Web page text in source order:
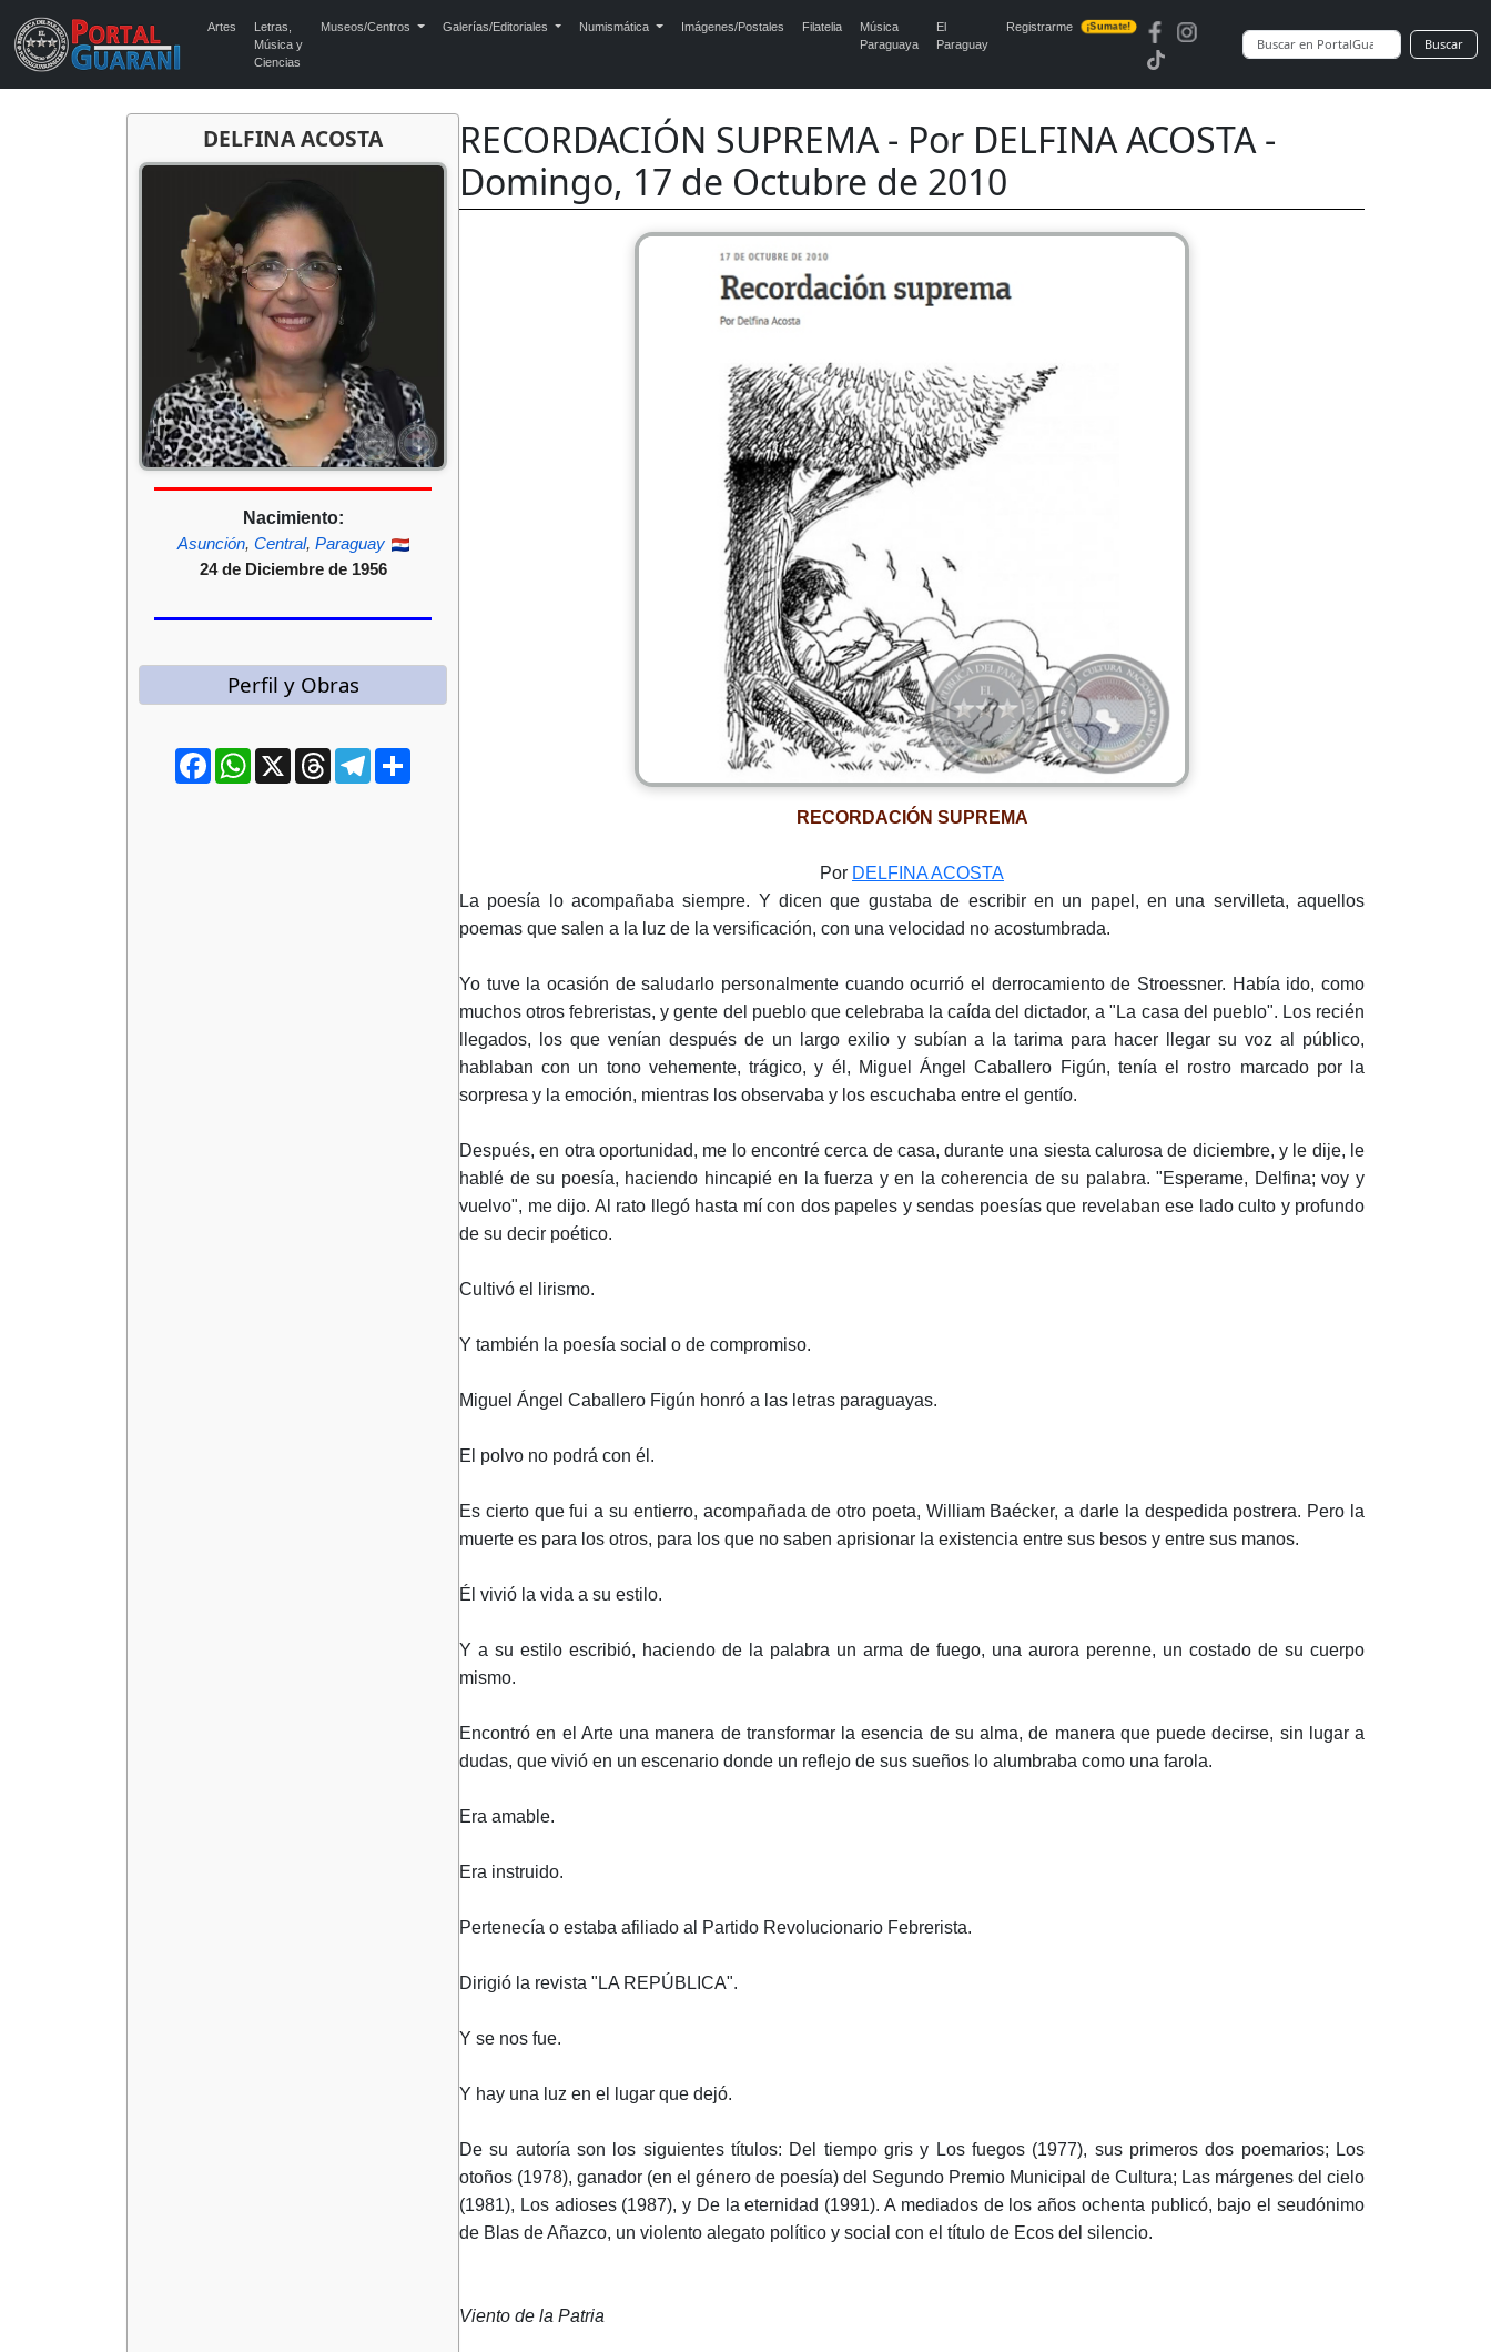
Artes
Letras,
Música y
Ciencias
Museos/Centros Galerías/Editoriales Numismática Imágenes/Postales Filatelia
Música
Paraguaya
El
Paraguay
Registrarme ¡Sumate!
Buscar
DELFINA ACOSTA
Nacimiento:
Asunción, Central, Paraguay
24 de Diciembre de 1956
Perfil y Obras
FacebookWhatsApp
X ThreadsTelegram
RECORDACIÓN SUPREMA - Por DELFINA ACOSTA -
Domingo, 17 de Octubre de 2010
RECORDACIÓN SUPREMA
Por DELFINA ACOSTA
La poesía lo acompañaba siempre. Y dicen que gustaba de escribir en un papel, en una servilleta, aquellos
poemas que salen a la luz de la versificación, con una velocidad no acostumbrada.
Yo tuve la ocasión de saludarlo personalmente cuando ocurrió el derrocamiento de Stroessner. Había ido, como
muchos otros febreristas, y gente del pueblo que celebraba la caída del dictador, a "La casa del pueblo". Los recién
llegados, los que venían después de un largo exilio y subían a la tarima para hacer llegar su voz al público,
hablaban con un tono vehemente, trágico, y él, Miguel Ángel Caballero Figún, tenía el rostro marcado por la
sorpresa y la emoción, mientras los observaba y los escuchaba entre el gentío.
Después, en otra oportunidad, me lo encontré cerca de casa, durante una siesta calurosa de diciembre, y le dije, le
hablé de su poesía, haciendo hincapié en la fuerza y en la coherencia de su palabra. "Esperame, Delfina; voy y
vuelvo", me dijo. Al rato llegó hasta mí con dos papeles y sendas poesías que revelaban ese lado culto y profundo
de su decir poético.
Cultivó el lirismo.
Y también la poesía social o de compromiso.
Miguel Ángel Caballero Figún honró a las letras paraguayas.
El polvo no podrá con él.
Es cierto que fui a su entierro, acompañada de otro poeta, William Baécker, a darle la despedida postrera. Pero la
muerte es para los otros, para los que no saben aprisionar la existencia entre sus besos y entre sus manos.
Él vivió la vida a su estilo.
Y a su estilo escribió, haciendo de la palabra un arma de fuego, una aurora perenne, un costado de su cuerpo
mismo.
Encontró en el Arte una manera de transformar la esencia de su alma, de manera que puede decirse, sin lugar a
dudas, que vivió en un escenario donde un reflejo de sus sueños lo alumbraba como una farola.
Era amable.
Era instruido.
Pertenecía o estaba afiliado al Partido Revolucionario Febrerista.
Dirigió la revista "LA REPÚBLICA".
Y se nos fue.
Y hay una luz en el lugar que dejó.
De su autoría son los siguientes títulos: Del tiempo gris y Los fuegos (1977), sus primeros dos poemarios; Los
otoños (1978), ganador (en el género de poesía) del Segundo Premio Municipal de Cultura; Las márgenes del cielo
(1981), Los adioses (1987), y De la eternidad (1991). A mediados de los años ochenta publicó, bajo el seudónimo
de Blas de Añazco, un violento alegato político y social con el título de Ecos del silencio.
Viento de la Patria